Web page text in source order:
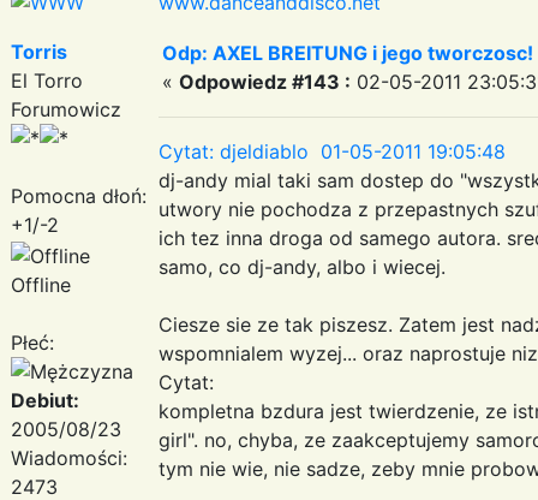
Torris
El Torro
Forumowicz
Pomocna dłoń:
+1/-2
Offline
Płeć:
Debiut:
2005/08/23
Wiadomości:
2473
Odp: AXEL BREITUNG i jego
« Odpowiedz #143 : 02-05-2011
Cytat: djeldiablo 01-05-2011 19:05:48
dj-andy mial taki sam dostep do
utwory nie pochodza z przepastnych
ich tez inna droga od samego autora.
samo, co dj-andy, albo i wiecej.
Ciesze sie ze tak piszesz. Zatem jest
wspomnialem wyzej... oraz naprostuje
Cytat:
kompletna bzdura jest twierdzenie, ze
girl". no, chyba, ze zaakceptujemy
tym nie wie, nie sadze, zeby mnie